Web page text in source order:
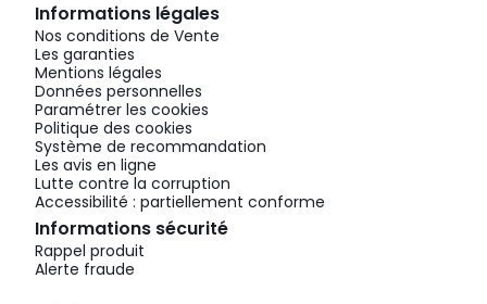
Informations légales
Nos conditions de Vente
Les garanties
Mentions légales
Données personnelles
Paramétrer les cookies
Politique des cookies
Système de recommandation
Les avis en ligne
Lutte contre la corruption
Accessibilité : partiellement conforme
Informations sécurité
Rappel produit
Alerte fraude